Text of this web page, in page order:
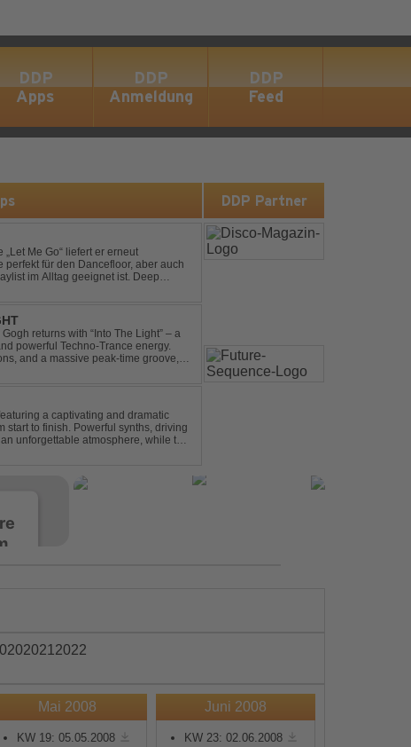
DDP
Apps
DDP
Anmeldung
DDP
Feed
Me Go“ liefert er erneut
für den Dancefloor, aber auch
im Alltag geeignet ist. Deep
returns with “Into The Light” – a
powerful Techno-Trance energy.
and a massive peak-time groove,
a captivating and dramatic
start to finish. Powerful synths, driving
unforgettable atmosphere, while the
DDP Partner
2021 2022
Mai 2008
KW 19: 05.05.2008
Juni 2008
KW 23: 02.06.2008